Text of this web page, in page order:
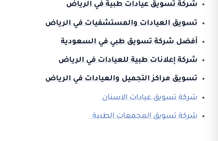
شركة تسويق عيادات طبية في الرياض
تسويق العيادات والمستشفيات في الرياض
أفضل شركة تسويق طبي في السعودية
شركة إعلانات طبية للعيادات في الرياض
تسويق مراكز التجميل والعيادات في الرياض
شركة تسويق عيادات الاسنان
شركة تسويق المجمعات الطبية